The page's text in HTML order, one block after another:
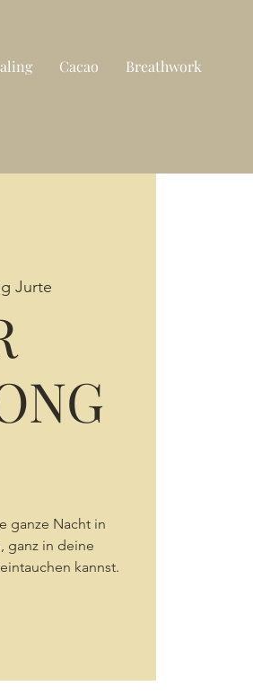
Cacao Breathwork
Jurte
ganze Nacht in
ganz in deine
kannst.